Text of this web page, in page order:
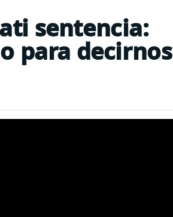
sentencia:
para decirnos